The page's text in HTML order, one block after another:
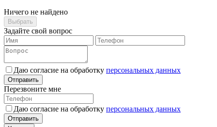
Ничего не найдено
Выбрать
Задайте свой вопрос
Даю согласие на обработку персональных данных
Отправить
Перезвоните мне
Даю согласие на обработку персональных данных
Отправить